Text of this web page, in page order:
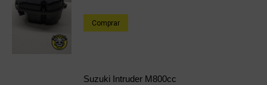
Comprar
Suzuki Intruder M800cc